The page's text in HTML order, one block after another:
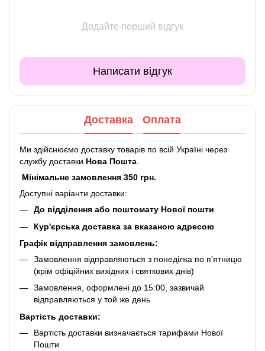
Додайте перший відгук
Написати відгук
Доставка Оплата
Ми здійснюємо доставку товарів по всій Україні через
службу доставки Нова Пошта
Мінімальне замовлення 350 грн.
Доступні варіанти доставки:
До відділення або поштомату Нової пошти
Кур'єрська доставка за вказаною адресою
Графік відправлення замовлень:
Замовлення відправляються з понеділка по п’ятницю
(крім офіційних вихідних і святкових днів)
Замовлення, оформлені до 15:00, зазвичай
відправляються у той же день
Вартість доставки:
Вартість доставки визначається тарифами Нової
Пошти